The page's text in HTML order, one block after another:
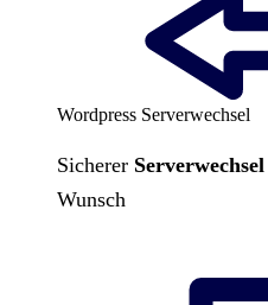
Wordpress Serverwechsel
Sicherer Serverwechsel
Wunsch